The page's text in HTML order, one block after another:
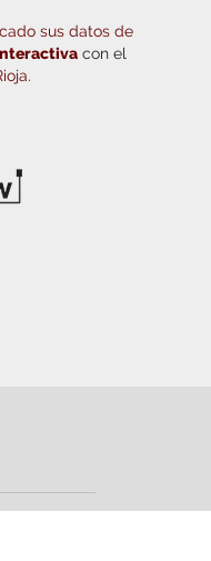
sus datos de
con el